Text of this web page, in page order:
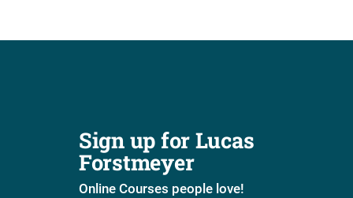
Sign up for Lucas
Forstmeyer
Online Courses people love!